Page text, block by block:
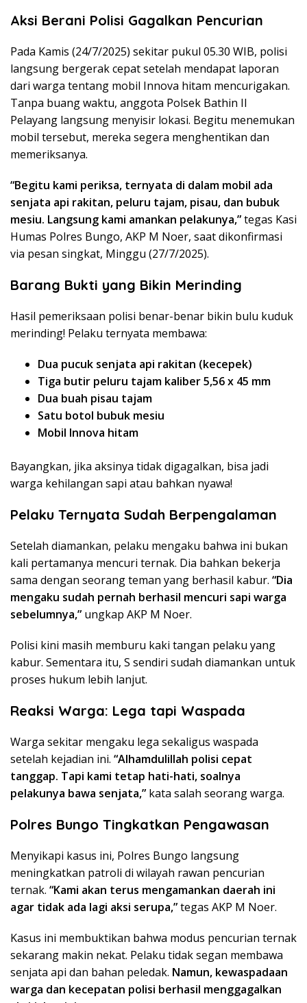
a
i
!
Aksi Berani Polisi Gagalkan Pencurian
Pada Kamis (24/7/2025) sekitar pukul 05.30 WIB, polisi
langsung bergerak cepat setelah mendapat laporan
dari warga tentang mobil Innova hitam mencurigakan.
Tanpa buang waktu, anggota Polsek Bathin II
Pelayang langsung menyisir lokasi. Begitu menemukan
mobil tersebut, mereka segera menghentikan dan
memeriksanya.
“Begitu kami periksa, ternyata di dalam mobil ada
senjata api rakitan, peluru tajam, pisau, dan bubuk
mesiu. Langsung kami amankan pelakunya,”tegas Kasi
Humas Polres Bungo, AKP M Noer, saat dikonfirmasi
via pesan singkat, Minggu (27/7/2025).
Barang Bukti yang Bikin Merinding
Hasil pemeriksaan polisi benar-benar bikin bulu kuduk
merinding! Pelaku ternyata membawa:
Dua pucuk senjata api rakitan (kecepek)
Tiga butir peluru tajam kaliber 5,56 x 45 mm
Dua buah pisau tajam
Satu botol bubuk mesiu
Mobil Innova hitam
Bayangkan, jika aksinya tidak digagalkan, bisa jadi
warga kehilangan sapi atau bahkan nyawa!
Pelaku Ternyata Sudah Berpengalaman
Setelah diamankan, pelaku mengaku bahwa ini bukan
kali pertamanya mencuri ternak. Dia bahkan bekerja
sama dengan seorang teman yang berhasil kabur. “Dia
mengaku sudah pernah berhasil mencuri sapi warga
sebelumnya,” ungkap AKP M Noer.
Polisi kini masih memburu kaki tangan pelaku yang
kabur. Sementara itu, S sendiri sudah diamankan untuk
proses hukum lebih lanjut.
Reaksi Warga: Lega tapi Waspada
Warga sekitar mengaku lega sekaligus waspada
setelah kejadian ini. “Alhamdulillah polisi cepat
tanggap. Tapi kami tetap hati-hati, soalnya
pelakunya bawa senjata,” kata salah seorang warga.
Polres Bungo Tingkatkan Pengawasan
Menyikapi kasus ini, Polres Bungo langsung
meningkatkan patroli di wilayah rawan pencurian
ternak. “Kami akan terus mengamankan daerah ini
agar tidak ada lagi aksi serupa,”tegas AKP M Noer.
Kasus ini membuktikan bahwa modus pencurian ternak
sekarang makin nekat. Pelaku tidak segan membawa
senjata api dan bahan peledak. Namun, kewaspadaan
warga dan kecepatan polisi berhasil menggagalkan